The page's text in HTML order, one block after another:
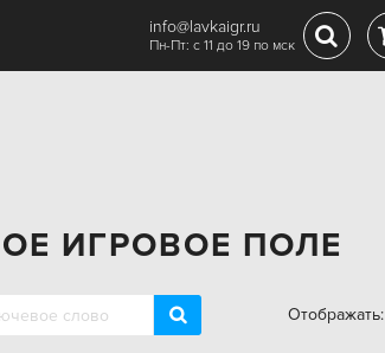
info@lavkaigr.ru
Пн-Пт: с 11 до 19 по мск
ИГРОВОЕ ПОЛЕ
Отображать: